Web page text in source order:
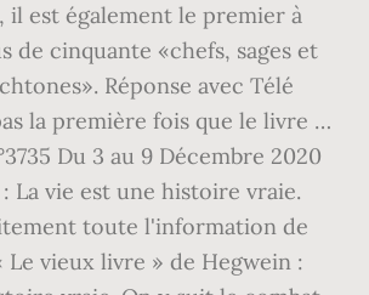
il est également le premier à
de cinquante «chefs, sages et
Réponse avec Télé
la première fois que le livre …
Du 3 au 9 Décembre 2020
: La vie est une histoire vraie.
toute l'information de
vieux livre » de Hegwein :